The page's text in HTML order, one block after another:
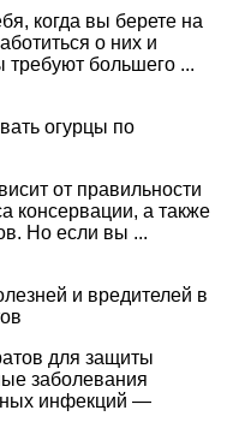
когда вы берете на
о них и
требуют большего ...
огурцы по
от правильности
консервации, а также
Но если вы ...
и вредителей в
для защиты
заболевания
инфекций —